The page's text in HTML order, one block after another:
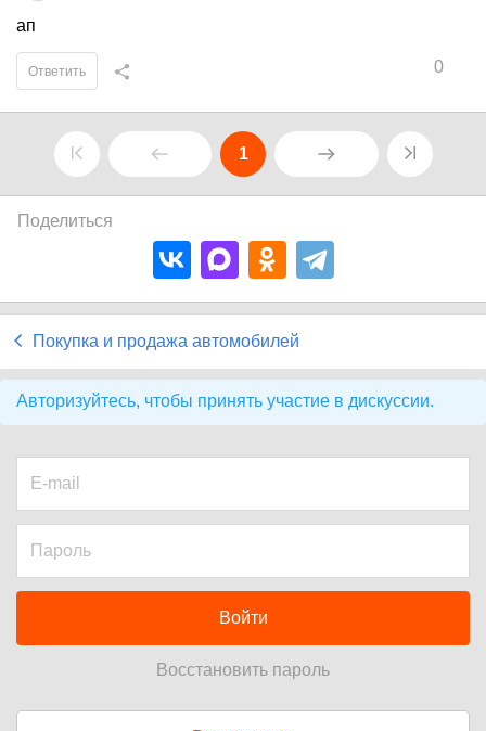
ап
0
Ответить
1
Поделиться
Покупка и продажа автомобилей
Авторизуйтесь, чтобы принять участие в дискуссии.
Войти
Восстановить пароль